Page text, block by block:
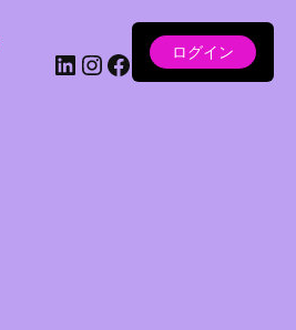
LinkedIn Instagram Facebook ログイン